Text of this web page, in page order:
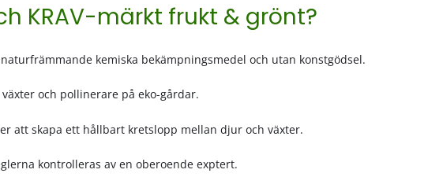
KRAV-märkt frukt & grönt?
kemiska bekämpningsmedel och utan konstgödsel.
och pollinerare på eko-gårdar.
att skapa ett hållbart kretslopp mellan djur och växter.
kontrolleras av en oberoende exptert.